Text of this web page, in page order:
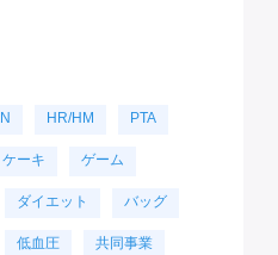
HR/HM PTA
ケーキ ゲーム
ダイエット バッグ
低血圧 共同事業